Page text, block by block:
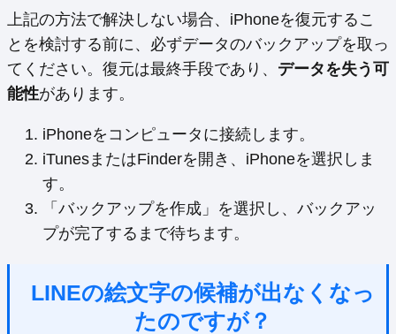
上記の方法で解決しない場合、iPhoneを復元するこ
とを検討する前に、必ずデータのバックアップを取っ
てください。復元は最終手段であり、 データを失う可
能性があります。
iPhoneをコンピュータに接続します。
iTunesまたはFinderを開き、iPhoneを選択しま
す。
「バックアップを作成」を選択し、バックアッ
プが完了するまで待ちます。
LINEの絵文字の候補が出なくなっ
たのですが？